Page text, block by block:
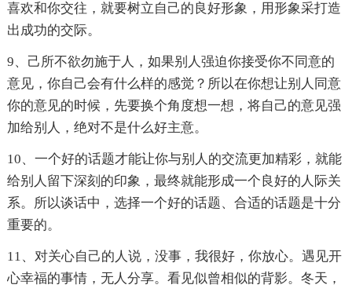
喜欢和你交往，就要树立自己的良好形象，用形象采打造
出成功的交际。
9、己所不欲勿施于人，如果别人强迫你接受你不同意的
意见，你自己会有什么样的感觉？所以在你想让别人同意
你的意见的时候，先要换个角度想一想，将自己的意见强
加给别人，绝对不是什么好主意。
10、一个好的话题才能让你与别人的交流更加精彩，就能
给别人留下深刻的印象，最终就能形成一个良好的人际关
系。所以谈话中，选择一个好的话题、合适的话题是十分
重要的。
11、对关心自己的人说，没事，我很好，你放心。遇见开
心幸福的事情，无人分享。看见似曾相似的背影。冬天，